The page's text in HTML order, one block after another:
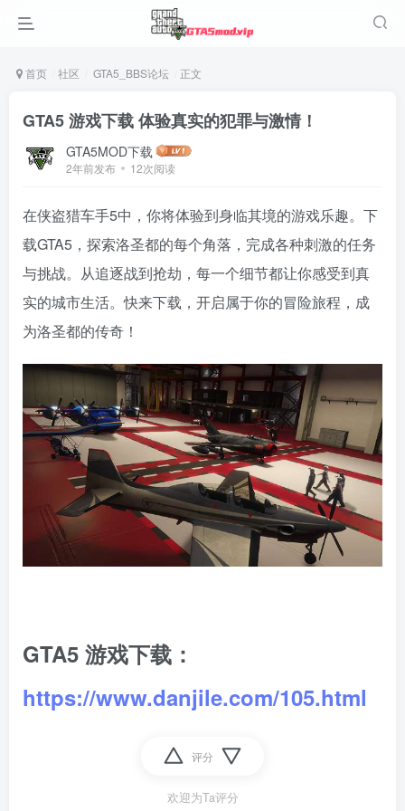
首页 社区 GTA5_BBS论坛 正文
GTA5 游戏下载 体验真实的犯罪与激情！
GTA5MOD下载
2年前发布 12次阅读
在侠盗猎车手5中，你将体验到身临其境的游戏乐趣。下
载GTA5，探索洛圣都的每个角落，完成各种刺激的任务
与挑战。从追逐战到抢劫，每一个细节都让你感受到真
实的城市生活。快来下载，开启属于你的冒险旅程，成
为洛圣都的传奇！
GTA5 游戏下载：
https://www.danjile.com/105.html
评分
欢迎为Ta评分